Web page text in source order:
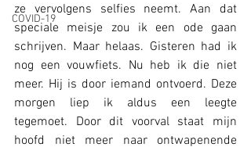
COVID-19
ze vervolgens selfies neemt. Aan dat
speciale meisje zou ik een ode gaan
schrijven. Maar helaas. Gisteren had ik
nog een vouwfiets. Nu heb ik die niet
meer. Hij is door iemand ontvoerd. Deze
morgen liep ik aldus een leegte
tegemoet. Door dit voorval staat mijn
hoofd niet meer naar ontwapenende